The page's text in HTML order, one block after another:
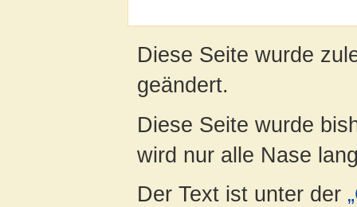
Diese Seite wurde
geändert.
Diese Seite wurde
wird nur alle Nase
Der Text ist unter der